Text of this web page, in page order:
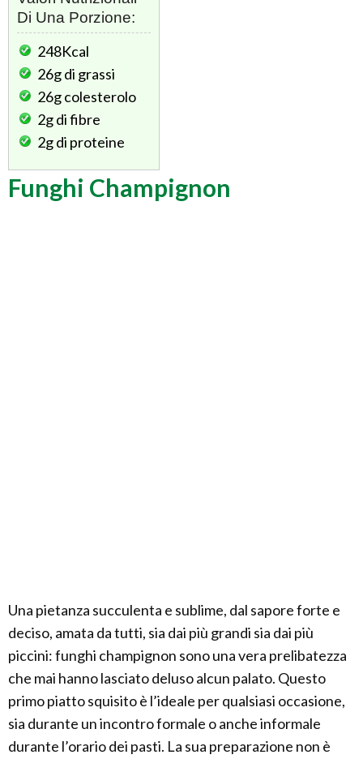
Di Una Porzione:
248Kcal
26gdi grassi
26gcolesterolo
2gdi fibre
2gdi proteine
Funghi Champignon
Una pietanza succulenta e sublime, dal sapore forte e
deciso, amata da tutti, sia dai più grandi sia dai più
piccini: funghi champignon sono una vera prelibatezza
che mai hanno lasciato deluso alcun palato. Questo
primo piatto squisito è l’ideale per qualsiasi occasione,
sia durante un incontro formale o anche informale
durante l’orario dei pasti. La sua preparazione non è